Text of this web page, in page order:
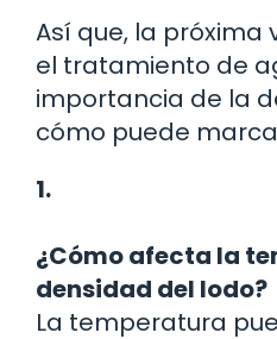
Así que, la próxima
el tratamiento de
importancia de la
cómo puede
1.
¿Cómo afecta la
densidad del lodo?
La temperatura